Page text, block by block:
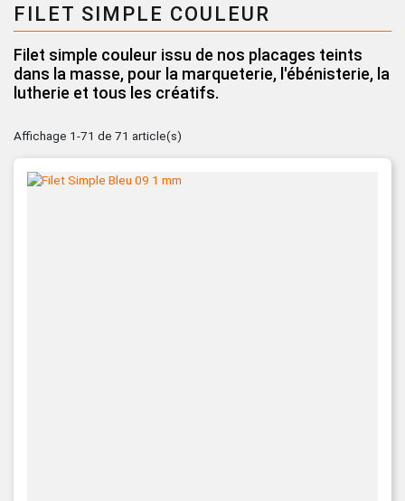
FILET SIMPLE COULEUR
Filet simple couleur issu de nos placages teints
dans la masse, pour la marqueterie, l'ébénisterie, la
lutherie et tous les créatifs.
Affichage 1-71 de 71 article(s)